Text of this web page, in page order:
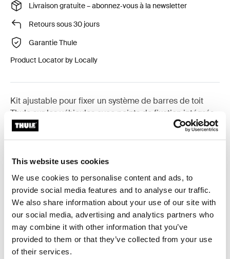
This website uses cookies
We use cookies to personalise content and ads, to
provide social media features and to analyse our traffic.
We also share information about your use of our site with
our social media, advertising and analytics partners who
may combine it with other information that you’ve
provided to them or that they’ve collected from your use
of their services.
Livraison gratuite – abonnez‑vous à la newsletter
Retours sous 30 jours
Garantie Thule
Product Locator by Locally
Kit ajustable pour fixer un système de barres de toit
Thule sur les véhicules avec points de fixation intégrés,
profil en T ou points de fixation préexistants.
Toggle features
Toutes les caractéristiques
Toggle techspec
Caractéristiques techniques
Toggle guides and instructions
Instructions